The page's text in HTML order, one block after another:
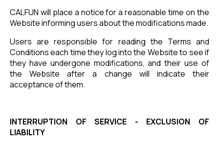
CALFUN will place a notice for a reasonable time on the
Website informing users about the modifications made.
Users are responsible for reading the Terms and
Conditions each time they log into the Website to see if
they have undergone modifications, and their use of
the Website after a change will indicate their
acceptance of them.
INTERRUPTION OF SERVICE - EXCLUSION OF
LIABILITY